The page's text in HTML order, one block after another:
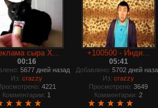
сыра Х...
00:16
5677 дней назад
Из: crazzy
4221
Комментарии: 1
+100500 - Инди...
05:41
Добавлено: 5702 дней
Из: crazzy
Просмотрено: 3649
Комментарии: 2